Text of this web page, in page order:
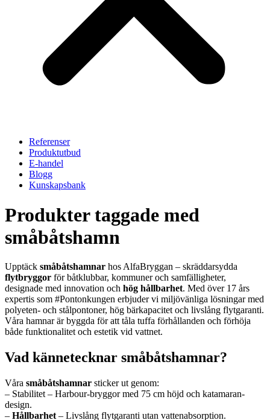
Referenser
Produktutbud
E-handel
Blogg
Kunskapsbank
Produkter taggade med
småbåtshamn
Upptäck småbåtshamnar hos AlfaBryggan – skräddarsydda
flytbryggor för båtklubbar, kommuner och samfälligheter,
designade med innovation och hög hållbarhet. Med över 17 års
expertis som #Pontonkungen erbjuder vi miljövänliga lösningar med
polyeten- och stålpontoner, hög bärkapacitet och livslång flytgaranti.
Våra hamnar är byggda för att tåla tuffa förhållanden och förhöja
både funktionalitet och estetik vid vattnet.
Vad kännetecknar småbåtshamnar?
Våra småbåtshamnar sticker ut genom:
– Stabilitet – Harbour-bryggor med 75 cm höjd och katamaran-
design.
– Hållbarhet – Livslång flytgaranti utan vattenabsorption.